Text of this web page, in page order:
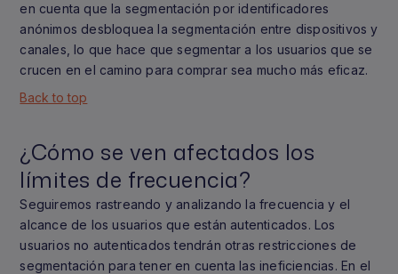
en cuenta que la segmentación por identificadores
anónimos desbloquea la segmentación entre dispositivos y
canales, lo que hace que segmentar a los usuarios que se
crucen en el camino para comprar sea mucho más eficaz.
Back to top
¿Cómo se ven afectados los
límites de frecuencia?
Seguiremos rastreando y analizando la frecuencia y el
alcance de los usuarios que están autenticados. Los
usuarios no autenticados tendrán otras restricciones de
segmentación para tener en cuenta las ineficiencias. En el